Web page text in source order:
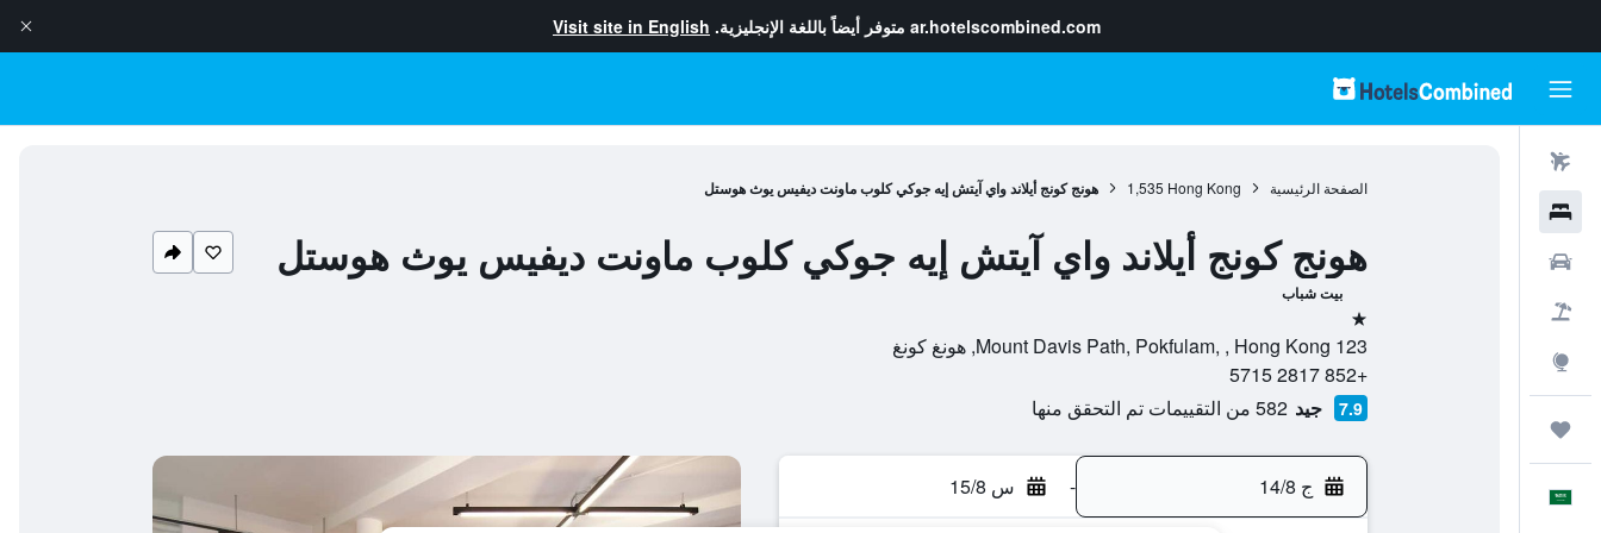
ar.hotelscombined.com متوفر أيضاً باللغة الإنجليزية. Visit site in English
الصفحة الرئيسية Hong Kong
1,535 هونج كونج أيلاند واي آيتش إيه جوكي كلوب ماونت ديفيس يوث هوستل
هونج كونج أيلاند واي آيتش إيه جوكي كلوب ماونت ديفيس يوث هوستل
بيت شباب
نجمة واحدة
123 Mount Davis Path, Pokfulam, , Hong Kong, هونغ كونغ
+852 2817 5715
7.9 جيد 582 من التقييمات تم التحقق منها
ج 14/8 - س 15/8